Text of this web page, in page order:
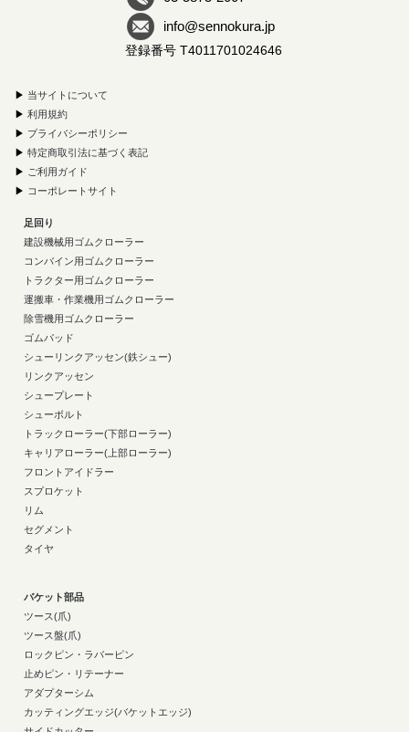
info@sennokura.jp
登録番号 T4011701024646
▶ 当サイトについて
▶ 利用規約
▶ プライバシーポリシー
▶ 特定商取引法に基づく表記
▶ ご利用ガイド
▶ コーポレートサイト
足回り
建設機械用ゴムクローラー
コンバイン用ゴムクローラー
トラクター用ゴムクローラー
運搬車・作業機用ゴムクローラー
除雪機用ゴムクローラー
ゴムパッド
シューリンクアッセン(鉄シュー)
リンクアッセン
シュープレート
シューボルト
トラックローラー(下部ローラー)
キャリアローラー(上部ローラー)
フロントアイドラー
スプロケット
リム
セグメント
タイヤ
バケット部品
ツース(爪)
ツース盤(爪)
ロックピン・ラバーピン
止めピン・リテーナー
アダプターシム
カッティングエッジ(バケットエッジ)